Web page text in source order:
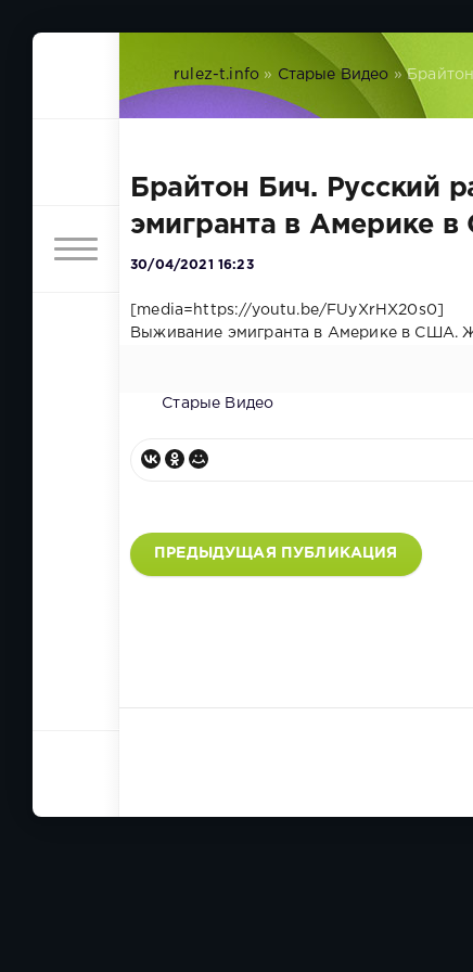
rulez-t.info » Старые Видео »
Брайтон Бич. Русский
эмигранта в Америке
30/04/2021 16:23
[media=https://youtu.be/FUyXrHX20s0]
Выживание эмигранта в Америке в США.
Старые Видео
ПРЕДЫДУЩАЯ ПУБЛИКАЦИЯ